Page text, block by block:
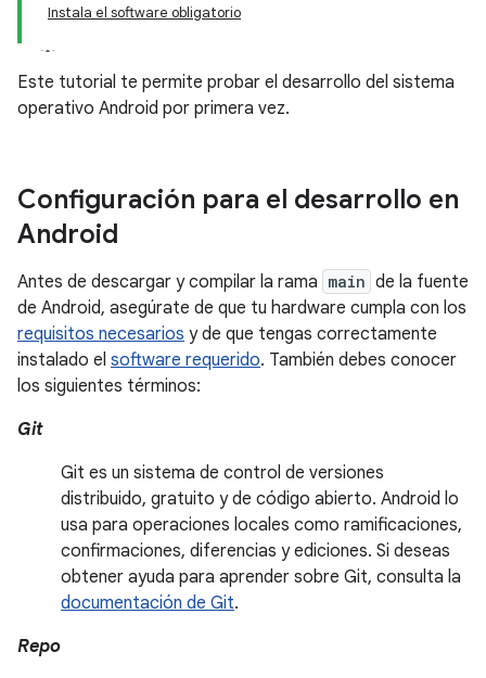
Instala el software obligatorio
Este tutorial te permite probar el desarrollo del sistema
operativo Android por primera vez.
Configuración para el desarrollo en
Android
Antes de descargar y compilar la rama main de la fuente
de Android, asegúrate de que tu hardware cumpla con los
requisitos necesarios y de que tengas correctamente
instalado el software requerido. También debes conocer
los siguientes términos:
Git
Git es un sistema de control de versiones
distribuido, gratuito y de código abierto. Android lo
usa para operaciones locales como ramificaciones,
confirmaciones, diferencias y ediciones. Si deseas
obtener ayuda para aprender sobre Git, consulta la
documentación de Git.
Repo